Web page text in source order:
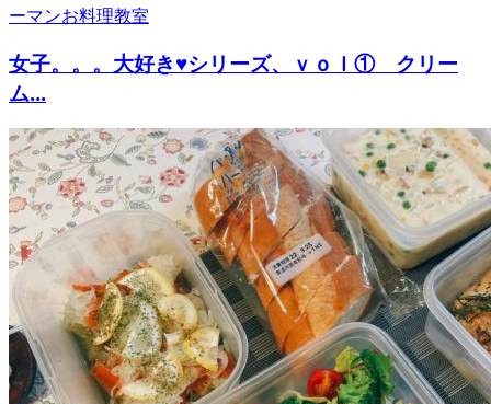
女子。。。大好き♥シリーズ、ｖｏｌ① クリー
ム...